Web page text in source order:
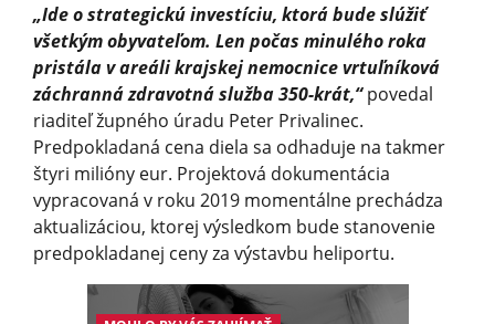
„Ide o strategickú investíciu, ktorá bude slúžiť
všetkým obyvateľom. Len počas minulého roka
pristála v areáli krajskej nemocnice vrtuľníková
záchranná zdravotná služba 350-krát,“povedal
riaditeľ župného úradu Peter Privalinec.
Predpokladaná cena diela sa odhaduje na takmer
štyri milióny eur. Projektová dokumentácia
vypracovaná v roku 2019 momentálne prechádza
aktualizáciou, ktorej výsledkom bude stanovenie
predpokladanej ceny za výstavbu heliportu.